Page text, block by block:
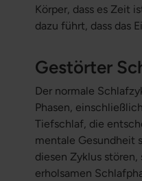
Körper, dass es Zeit
dazu führt, dass das
Gestörter
Der normale
Phasen,
Tiefschlaf, die
mentale Gesundheit
diesen Zyklus
erholsamen